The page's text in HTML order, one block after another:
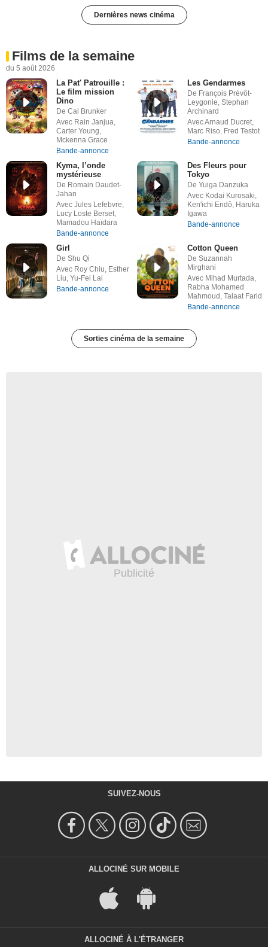
Dernières news cinéma
Films de la semaine
du 5 août 2026
La Pat' Patrouille :
Le film mission
Dino
De Cal Brunker
Avec Rain Janjua,
Carter Young,
Mckenna Grace
Bande-annonce
Les Gendarmes
De François Prévôt-
Leygonie, Stephan
Archinard
Avec Arnaud Ducret,
Marc Riso, Fred Testot
Bande-annonce
Kyma, l’onde
mystérieuse
De Romain Daudet-
Jahan
Avec Jules Lefebvre,
Lucy Loste Berset,
Mamadou Haïdara
Bande-annonce
Des Fleurs pour
Tokyo
De Yuiga Danzuka
Avec Kodai Kurosaki,
Ken'ichi Endô, Haruka
Igawa
Bande-annonce
Girl
De Shu Qi
Avec Roy Chiu, Esther
Liu, Yu-Fei Lai
Bande-annonce
Cotton Queen
De Suzannah
Mirghani
Avec Mihad Murtada,
Rabha Mohamed
Mahmoud, Talaat Farid
Bande-annonce
Sorties cinéma de la semaine
SUIVEZ-NOUS
ALLOCINÉ SUR MOBILE
ALLOCINÉ À L'ÉTRANGER